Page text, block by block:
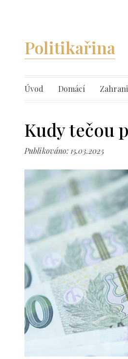
Politikařina
Úvod Domácí
Kudy tečou
Publikováno: 15.03.2025